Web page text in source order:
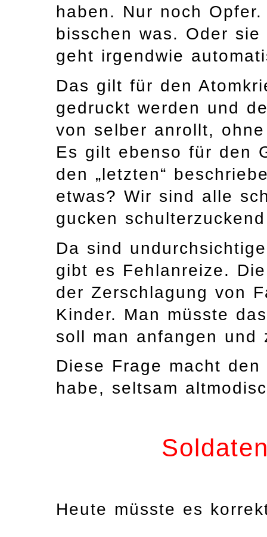
haben. Nur noch
bisschen was. Oder
geht irgendwie
Das gilt für den
gedruckt werden und
von selber anrollt,
Es gilt ebenso für den
den „letzten“
etwas? Wir sind alle
gucken
Da sind
gibt es Fehlanreize.
der Zerschlagung von
Kinder. Man müsste
soll man anfangen
Diese Frage macht
habe, seltsam
Heute müsste es